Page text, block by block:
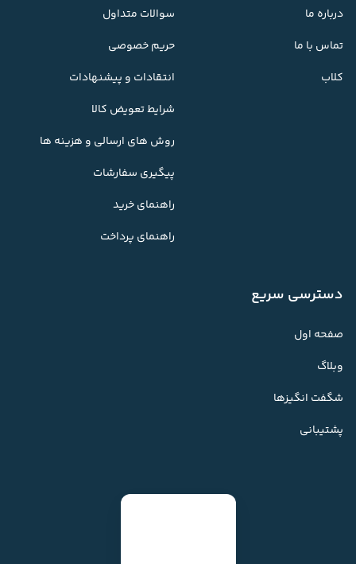
درباره ما
تماس با ما
کلاب
سوالات متداول
حریم خصوصی
انتقادات و پیشنهادات
شرایط تعویض کالا
روش های ارسالی و هزینه ها
پیگیری سفارشات
راهنمای خرید
راهنمای پرداخت
دسترسی سریع
صفحه اول
وبلاگ
شگفت انگیزها
پشتیبانی